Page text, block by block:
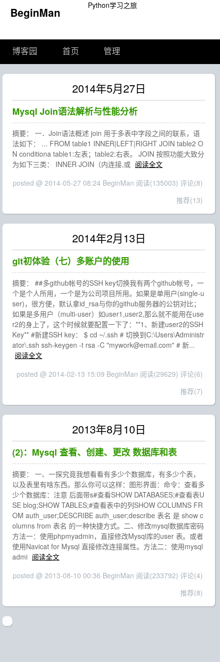
BeginMan Python学习之旅
博客园 首页 管理
2014年5月27日
Mysql Join语法解析与性能分析
摘要： 一．Join语法概述 join 用于多表中字段之间的联系，语
法如下： ... FROM table1 INNER|LEFT|RIGHT JOIN table2 O
N conditiona table1:左表；table2:右表。 JOIN 按照功能大致分
为如下三类： INNER JOIN（内连接,或 阅读全文
posted @ 2014-05-27 08:24 BeginMan 阅读(135003) 评论(8)
推荐(13)
2014年2月13日
git初体验（七）多账户的使用
摘要： ##多github帐号的SSH key切换我有两个github帐号，一
个是个人所用，一个是为公司项目所用。如果是单用户(single-u
ser)，很方便，默认拿id_rsa与你的github服务器的公钥对比；
如果是多用户（multi-user）如user1,user2,那么就不能用在use
r2的身上了，这个时候就要配置一下了：**1、新建user2的SSH
Key** #新建SSH key： $ cd ~/.ssh # 切换到C:\Users\Administr
ator\.ssh ssh-keygen -t rsa -C "mywork@email.com" # 新...
阅读全文
posted @ 2014-02-13 15:09 BeginMan 阅读(29629) 评论(6)
推荐(7)
2013年8月10日
(2)：Mysql 查看、创建、更改 数据库和表
摘要： 一、一探究竟我想看看有多少个数据库，有多少个表，
以及表里有啥东西。那么你可以这样：图形界面：命令：查看多
少个数据库：注意 后面带s#查看SHOW DATABASES;#查看表U
SE blog;SHOW TABLES;#查看表中的列SHOW COLUMNS FR
OM auth_user;DESCRIBE auth_user;describe 表名 是 show c
olumns from 表名 的一种快捷方式。二、修改mysql数据库密码
方法一：使用phpmyadmin，直接修改Mysql库的user 表。或者
使用Navicat for Mysql 直接修改连接属性。方法二：使用mysql
admi 阅读全文
posted @ 2013-08-10 00:36 BeginMan 阅读(233792) 评论(4)
推荐(8)